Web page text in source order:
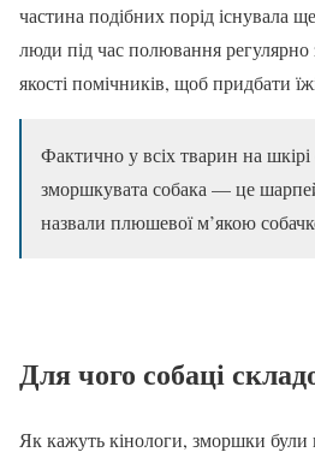
частина подібних порід існувала
люди під час полювання регулярно
якості помічників, щоб придбати
Фактично у всіх тварин на
зморшкувата собака — це
назвали плюшевої м’якою
Для чого собаці
Як кажуть кінологи, зморшки були